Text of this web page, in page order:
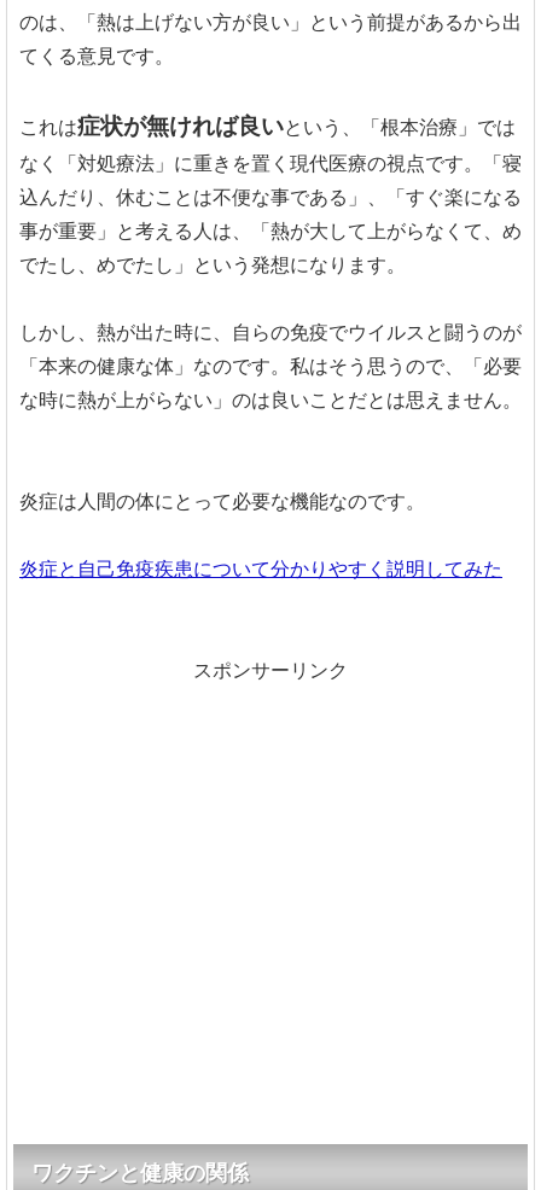
のは、「熱は上げない方が良い」という前提があるから出
てくる意見です。
これは症状が無ければ良いという、「根本治療」では
なく「対処療法」に重きを置く現代医療の視点です。「寝
込んだり、休むことは不便な事である」、「すぐ楽になる
事が重要」と考える人は、「熱が大して上がらなくて、め
でたし、めでたし」という発想になります。
しかし、熱が出た時に、自らの免疫でウイルスと闘うのが
「本来の健康な体」なのです。私はそう思うので、「必要
な時に熱が上がらない」のは良いことだとは思えません。
炎症は人間の体にとって必要な機能なのです。
炎症と自己免疫疾患について分かりやすく説明してみた
スポンサーリンク
ワクチンと健康の関係